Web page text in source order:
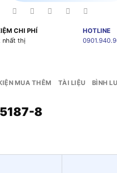
CHI PHÍ
nhất thị
HOTLINE
MUA THÊM TÀI LIỆU BÌNH
8